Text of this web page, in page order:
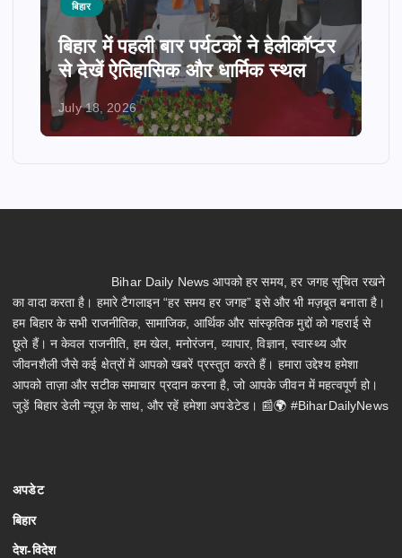
बिहार
बिहार में पहली बार पर्यटकों ने हेलीकॉप्टर
से देखें ऐतिहासिक और धार्मिक स्थल
July 18, 2026
Bihar Daily News आपको हर समय, हर जगह सूचित रखने
का वादा करता है। हमारे टैगलाइन “हर समय हर जगह” इसे और भी मज़बूत बनाता है।
हम बिहार के सभी राजनीतिक, सामाजिक, आर्थिक और सांस्कृतिक मुद्दों को गहराई से
छूते हैं। न केवल राजनीति, हम खेल, मनोरंजन, व्यापार, विज्ञान, स्वास्थ्य और
जीवनशैली जैसे कई क्षेत्रों में आपको खबरें प्रस्तुत करते हैं। हमारा उद्देश्य हमेशा
आपको ताज़ा और सटीक समाचार प्रदान करना है, जो आपके जीवन में महत्वपूर्ण हो।
जुड़ें बिहार डेली न्यूज़ के साथ, और रहें हमेशा अपडेटेड। 📰🌍 #BiharDailyNews
अपडेट
बिहार
देश-विदेश